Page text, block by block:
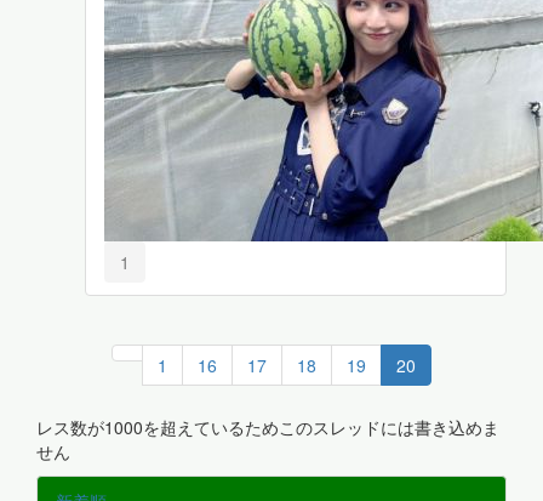
1
1 16 17 18 19 20
レス数が1000を超えているためこのスレッドには書き込めま
せん